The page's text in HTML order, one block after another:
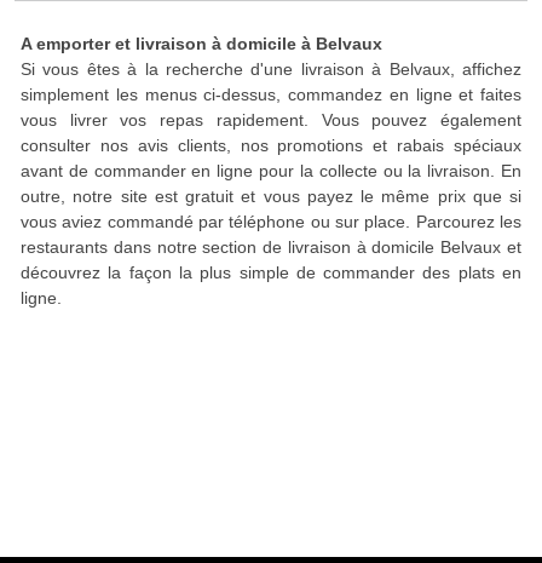
A emporter et livraison à domicile à Belvaux
Si vous êtes à la recherche d'une livraison à Belvaux, affichez
simplement les menus ci-dessus, commandez en ligne et faites
vous livrer vos repas rapidement. Vous pouvez également
consulter nos avis clients, nos promotions et rabais spéciaux
avant de commander en ligne pour la collecte ou la livraison. En
outre, notre site est gratuit et vous payez le même prix que si
vous aviez commandé par téléphone ou sur place. Parcourez les
restaurants dans notre section de livraison à domicile Belvaux et
découvrez la façon la plus simple de commander des plats en
ligne.